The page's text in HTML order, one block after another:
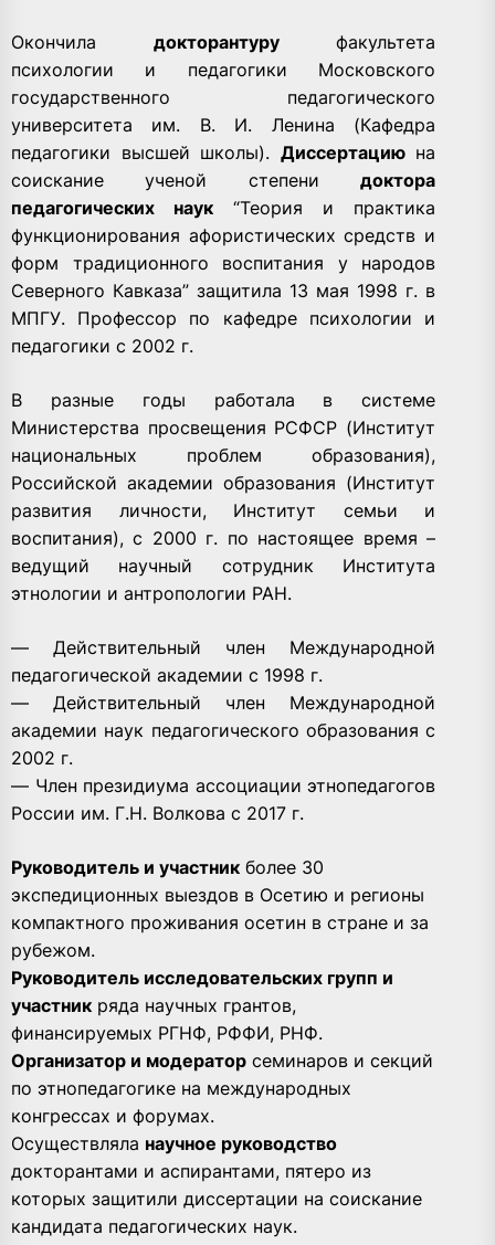
Окончила докторантуруфакультета
психологии и педагогики Московского
государственного педагогического
университета им. В. И. Ленина (Кафедра
педагогики высшей школы). Диссертациюна
соискание ученой степенидоктора
педагогических наук “Теория и практика
функционирования афористических средств и
форм традиционного воспитания у народов
Северного Кавказа” защитила 13 мая 1998 г. в
МПГУ. Профессор по кафедре психологии и
педагогики с 2002 г.
В разные годы работала в системе
Министерства просвещения РСФСР (Институт
национальных проблем образования),
Российской академии образования (Институт
развития личности, Институт семьи и
воспитания), с 2000 г. по настоящее время –
ведущий научный сотрудник Института
этнологии и антропологии РАН.
— Действительный член Международной
педагогической академии с 1998 г.
— Действительный член Международной
академии наук педагогического образования с
2002 г.
— Член президиума ассоциации этнопедагогов
России им. Г.Н. Волкова с 2017 г.
Руководитель и участник более 30
экспедиционных выездов в Осетию и регионы
компактного проживания осетин в стране и за
рубежом.
Руководитель исследовательских групп и
участник ряда научных грантов,
финансируемых РГНФ, РФФИ, РНФ.
Организатор и модератор семинаров и секций
по этнопедагогике на международных
конгрессах и форумах.
Осуществляла научное руководство
докторантами и аспирантами, пятеро из
которых защитили диссертации на соискание
кандидата педагогических наук.